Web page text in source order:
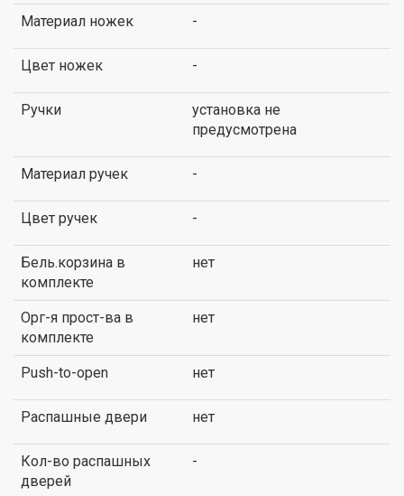
Материал ножек -
Цвет ножек -
Ручки
установка не
предусмотрена
Материал ручек -
Цвет ручек -
Бель.корзина в
комплекте
нет
Орг-я прост-ва в
комплекте
нет
Push-to-open нет
Распашные двери нет
Кол-во распашных
дверей
-